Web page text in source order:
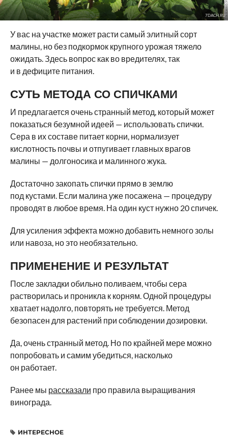
7DACH.RU
У вас на участке может расти самый элитный сорт
малины, но без подкормок крупного урожая тяжело
ожидать. Здесь вопрос как во вредителях, так
и в дефиците питания.
СУТЬ МЕТОДА СО СПИЧКАМИ
И предлагается очень странный метод, который может
показаться безумной идеей — использовать спички.
Сера в их составе питает корни, нормализует
кислотность почвы и отпугивает главных врагов
малины — долгоносика и малинного жука.
Достаточно закопать спички прямо в землю
под кустами. Если малина уже посажена — процедуру
проводят в любое время. На один куст нужно 20 спичек.
Для усиления эффекта можно добавить немного золы
или навоза, но это необязательно.
ПРИМЕНЕНИЕ И РЕЗУЛЬТАТ
После закладки обильно поливаем, чтобы сера
растворилась и проникла к корням. Одной процедуры
хватает надолго, повторять не требуется. Метод
безопасен для растений при соблюдении дозировки.
Да, очень странный метод. Но по крайней мере можно
попробовать и самим убедиться, насколько
он работает.
Ранее мы рассказали про правила выращивания
винограда.
ИНТЕРЕСНОЕ